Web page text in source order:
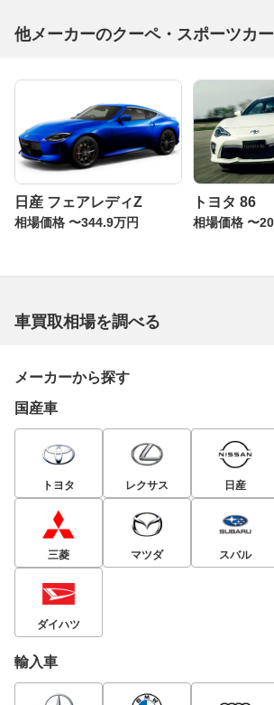
他メーカーのクーペ・スポーツカ
日産 フェアレディZ
相場価格 〜344.9万円
トヨタ 86
相場価格 〜
車買取相場を調べる
メーカーから探す
国産車
トヨタ レクサス 日産
三菱 マツダ スバル
ダイハツ
輸入車